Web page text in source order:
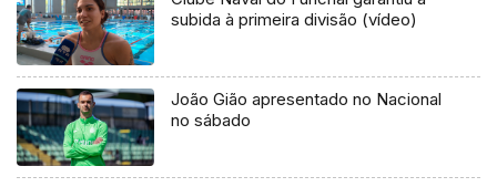
subida à primeira divisão (vídeo)
João Gião apresentado no Nacional
no sábado